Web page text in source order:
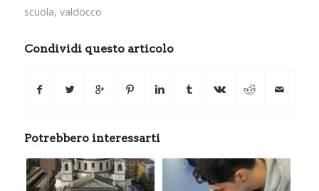
scuola, valdocco
Condividi questo articolo
Potrebbero interessarti